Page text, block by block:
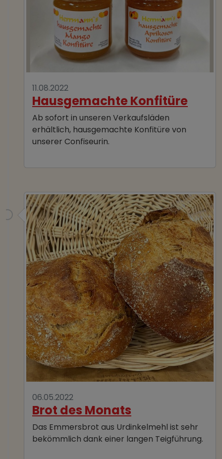
11.08.2022
Hausgemachte Konfitüre
Ab sofort in unseren Verkaufsläden
erhältlich, hausgemachte Konfitüre von
unserer Confiseurin.
06.05.2022
Brot des Monats
Das Emmersbrot aus Urdinkelmehl ist sehr
bekömmlich dank einer langen Teigführung.